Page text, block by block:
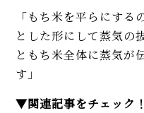
「もち米を平らにする
とした形にして蒸気の
ともち米全体に蒸気が
す」
▼関連記事をチェック！